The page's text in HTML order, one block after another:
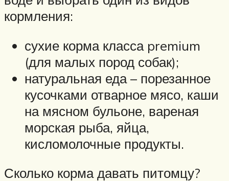
кормления:
сухие корма класса premium
(для малых пород собак);
натуральная еда – порезанное
кусочками отварное мясо, каши
на мясном бульоне, вареная
морская рыба, яйца,
кисломолочные продукты.
Сколько корма давать питомцу?